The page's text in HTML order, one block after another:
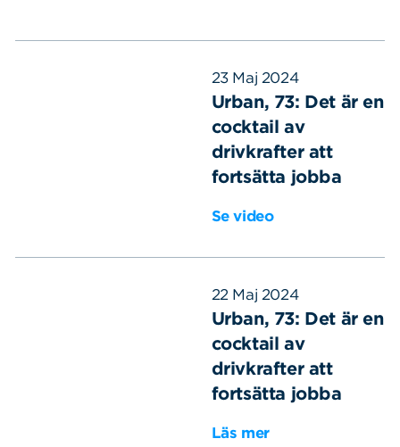
23 Maj 2024
Urban, 73: Det är en
cocktail av
drivkrafter att
fortsätta jobba
Se video
22 Maj 2024
Urban, 73: Det är en
cocktail av
drivkrafter att
fortsätta jobba
Läs mer